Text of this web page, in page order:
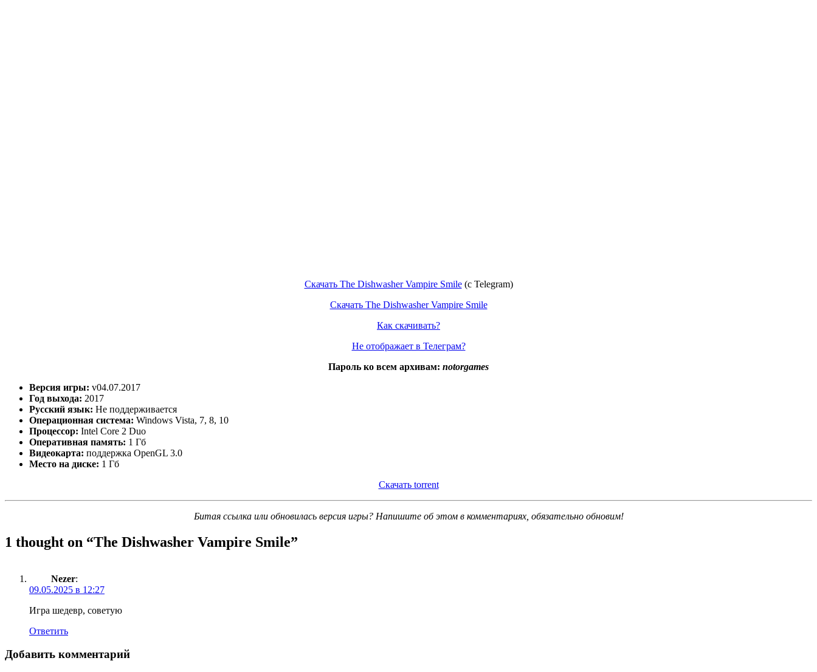
Скачать The Dishwasher Vampire Smile(c Telegram)
Скачать The Dishwasher Vampire Smile
Как скачивать?
Не отображает в Телеграм?
Пароль ко всем архивам: notorgames
Версия игры: v04.07.2017
Год выхода: 2017
Русский язык: Не поддерживается
Операционная система: Windows Vista, 7, 8, 10
Процессор: Intel Core 2 Duo
Оперативная память: 1 Гб
Видеокарта: поддержка OpenGL 3.0
Место на диске: 1 Гб
Скачать torrent
Битая ссылка или обновилась версия игры? Напишите об этом в комментариях, обязательно обновим!
1 thought on “The Dishwasher Vampire Smile”
Nezer:
09.05.2025 в 12:27
Игра шедевр, советую
Ответить
Добавить комментарий